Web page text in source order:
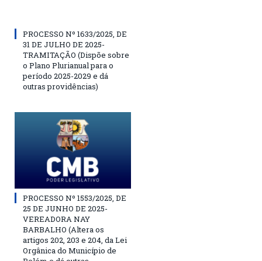
PROCESSO Nº 1633/2025, DE
31 DE JULHO DE 2025-
TRAMITAÇÃO (Dispõe sobre
o Plano Plurianual para o
período 2025-2029 e dá
outras providências)
PROCESSO Nº 1553/2025, DE
25 DE JUNHO DE 2025-
VEREADORA NAY
BARBALHO (Altera os
artigos 202, 203 e 204, da Lei
Orgânica do Município de